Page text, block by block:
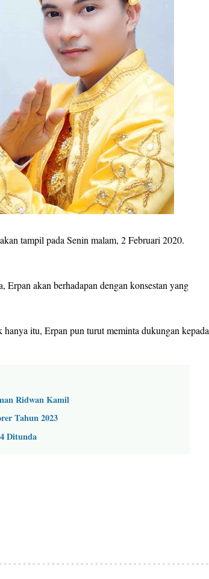
tampil pada Senin malam, 2 Februari 2020.
akan berhadapan dengan konsestan yang
itu, Erpan pun turut meminta dukungan kepada
Ridwan Kamil
Tahun 2023
Ditunda